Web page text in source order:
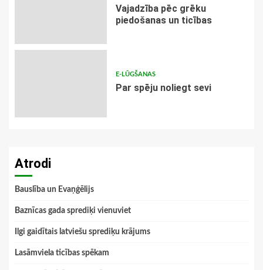
Vajadzība pēc grēku
piedošanas un ticības
E-LŪGŠANAS
Par spēju noliegt sevi
Atrodi
Bauslība un Evaņģēlijs
Baznīcas gada sprediķi vienuviet
Ilgi gaidītais latviešu sprediķu krājums
Lasāmviela ticības spēkam